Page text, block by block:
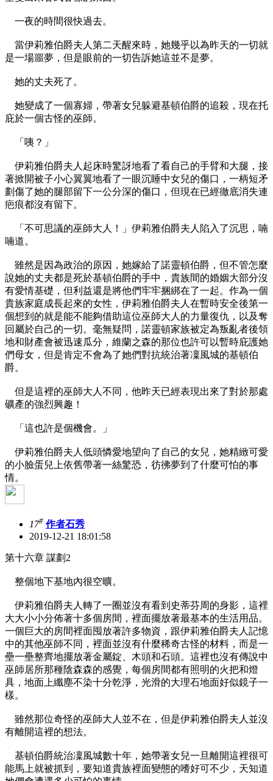
一夜的時間很快過去。
當伊莉雅伯爵夫人第二天醒來時，她幾乎以為昨天的一切就
是一場噩夢，但是眼前的一切告訴她這並不是夢。
她的丈夫死了。
她變成了一個寡婦，帶著女兒躲避基頓伯爵的追殺，現在托
庇於一個古怪的巫師。
「咦？」
伊莉雅伯爵夫人起床時驚訝地看了看自己的手臂和大腿，接
著掀開被子小心翼翼地看了一眼沉睡中女兒的傷口，一柄短矛
劃傷了她的腿部留下一公分深的傷口，但現在已經徹底消失連
疤痕都沒有留下。
「不可思議的巫師大人！」伊莉雅伯爵夫人陷入了沉思，喃
喃道。
雖然是因為政治的原因，她嫁給了諾靈頓伯爵，但不管怎麼
說她的丈夫都是死於基頓伯爵的手中，貴族間的婚姻大部分沒
有愛情基礎，但利益還是將他們牢牢捆綁在了一起。作為一個
貴族家庭成長起來的女性，伊莉雅伯爵夫人在暫時安全後第一
個想到的就是能不能夠借助這位巫師大人的力量復仇，以及奪
回屬於自己的一切。毫無疑問，諾靈頓家族被定為叛亂者後領
地和財產會被迅速瓜分，維蘭之森的那位也許可以暫時庇護她
們母女，但是肯定不會為了她們對抗統治著凜風城的基頓伯
爵。
但是這裡的巫師大人不同，他昨天已經表現出來了對於那處
礦產的強烈興趣！
「這也許是個機會。」
伊莉雅伯爵夫人低頭憐愛地望向了自己的女兒，她精緻可愛
的小臉蛋兒上依舊帶著一絲驚恐，彷彿夢到了什麼可怕的事
情。
17# 作者石秀
2019-12-21 18:01:58
第十六章 謀劃2
整個地下基地內很空曠。
伊莉雅伯爵夫人轉了一圈並沒有看到史蒂芬周的身影，這裡
大大小小分佈著十多個房間，裡面擺放著最基本的生活用品。
一個巨大的房間裡面囤放著許多物資，跟伊莉雅伯爵夫人記憶
中的其他巫師不同，裡面並沒有什麼稀奇古怪的材料，而是一
壘一壘整齊地擺放著金屬錠、木頭和石頭。這裡也沒有傳說中
巫師居所那種陰森森的感覺，每個房間都有照明的火把和燈
具，地面上纖塵不染十分乾淨，光滑的大理石地面好似鏡子一
樣。
雖然那位奇怪的巫師大人並不在，但是伊莉雅伯爵夫人並沒
有離開這裡的想法。
基頓伯爵統治凜風城數十年，她帶著女兒一旦離開這裡很可
能馬上就被抓到，要知道貴族裡面變態的嗜好可不少，天知道